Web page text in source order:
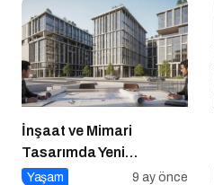
İnşaat ve Mimari
Tasarımda Yeni
Standartlar Belirliyor
Yaşam 9 ay önce